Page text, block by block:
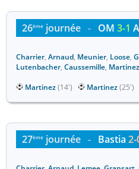
26ème journée - OM 3-1
Charrier, Arnaud, Meunier, Loose,
Lutenbacher, Caussemille, Martinez
Martinez(14') Martinez(25')
27ème journée - Bastia 2-